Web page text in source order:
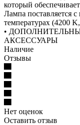
который
Лампа поставляется
температурах (4200
•
АКСЕССУАРЫ
Наличие
Отзывы
Нет оценок
Оставить отзыв